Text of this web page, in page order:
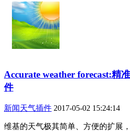
Accurate weather forecast:精
件
新闻天气插件 2017-05-02 15:24:14
维基的天气极其简单、方便的扩展